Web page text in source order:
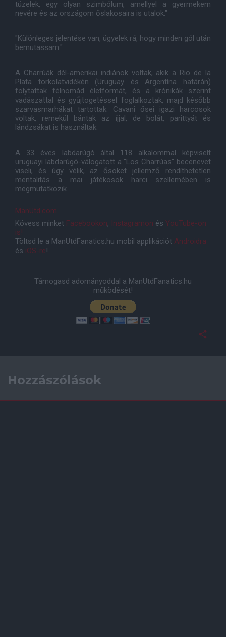
tüzelek, egy olyan szimbólum, amellyel a gyermekem
nevére és az országom őslakosaira is utalok."
"Különleges jelentése van, ügyelek rá, hogy minden gól után
bemutassam."
A Charrúák dél-amerikai indiánok voltak, akik a Rio de la
Plata torkolatvidékén (Uruguay és Argentína határán)
folytattak félnomád életformát, és a krónikák szerint
vadászattal és gyűjtögetéssel foglalkoztak, majd később
szarvasmarhákat tartottak. Cavani ősei igazi harcosok
voltak, remekül bántak az íjjal, de bolát, parittyát és
lándzsákat is használtak.
A 33 éves labdarúgó által 118 alkalommal képviselt
uruguayi labdarúgó-válogatott a "Los Charrúas" becenevet
viseli, és úgy vélik, az ősöket jellemző rendíthetetlen
mentalitás a mai játékosok harci szellemében is
megmutatkozik.
ManUtd.com
Kövess minket Facebookon, Instagramon és YouTube-on
is!
Töltsd le a ManUtdFanatics.hu mobil applikációt Androidra
és iOS-re!
Támogasd adományoddal a ManUtdFanatics.hu
működését!
Hozzászólások